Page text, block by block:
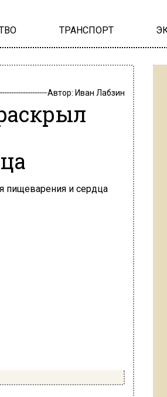
ТРАНСПОРТ
Автор: Иван Лабзин